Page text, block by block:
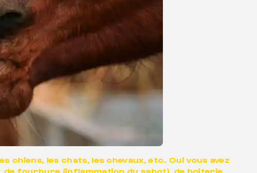
chiens, les chats, les chevaux, etc. Oui vous avez
de fourbure (inflammation du sabot), de boiterie